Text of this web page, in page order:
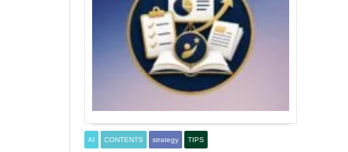
AI CONTENTS strategy TIPS